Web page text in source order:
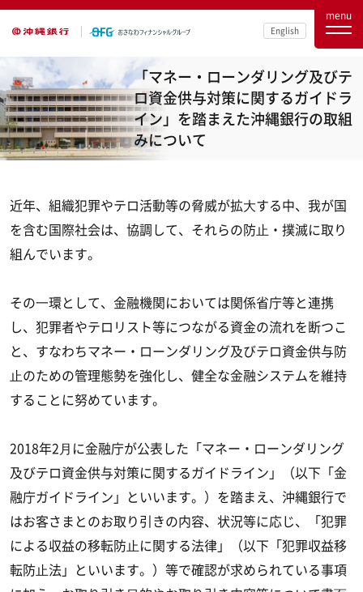
English
menu
「マネー・ローンダリング及びテ
ロ資金供与対策に関するガイドラ
イン」を踏まえた沖縄銀行の取組
みについて
近年、組織犯罪やテロ活動等の脅威が拡⼤する中、我が国
を含む国際社会は、協調して、それらの防⽌・撲滅に取り
組んでいます。
その⼀環として、金融機関においては関係省庁等と連携
し、犯罪者やテロリスト等につながる資金の流れを断つこ
と、すなわちマネー・ローンダリング及びテロ資金供与防
⽌のための管理態勢を強化し、健全な金融システムを維持
することに努めています。
2018年2⽉に金融庁が公表した「マネー・ローンダリング
及びテロ資金供与対策に関するガイドライン」（以下「金
融庁ガイドライン」といいます。）を踏まえ、沖縄銀行で
はお客さまとのお取り引きの内容、状況等に応じ、「犯罪
による収益の移転防⽌に関する法律」（以下「犯罪収益移
転防⽌法」といいます。）等で確認が求められている事項